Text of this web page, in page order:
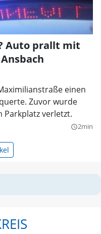
Auto prallt mit
einen
Zuvor wurde
Parkplatz verletzt.
query_builder2min